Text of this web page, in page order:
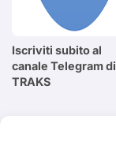
Iscriviti subito al
canale Telegram di
TRAKS